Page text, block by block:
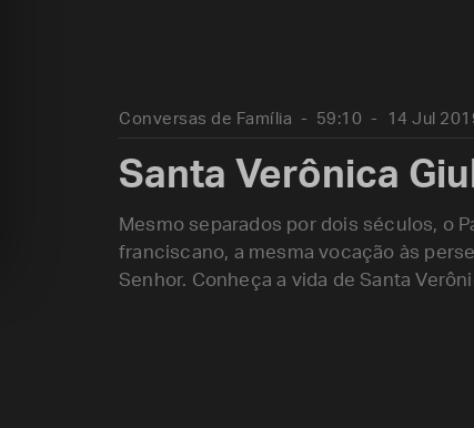
Conversas de Família 59:10 14 Jul
Santa Verônica
Mesmo separados por dois séculos, o
franciscano, a mesma vocação às
Senhor. Conheça a vida de Santa